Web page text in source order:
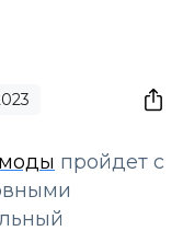
пройдет с